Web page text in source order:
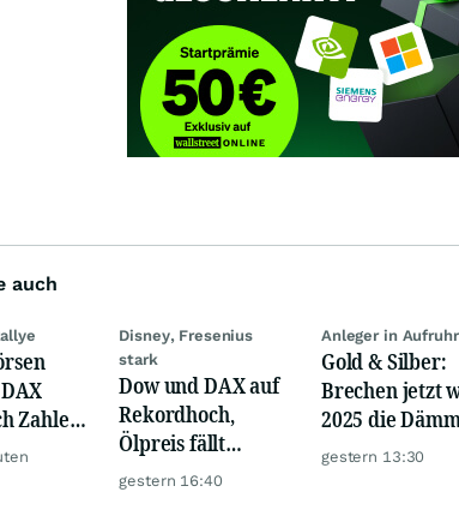
auch
Zahlen
Disney, Fresenius
stark
Dow und DAX auf
Rekordhoch,
Ölpreis fällt
weiter, Gold legt
gestern 16:40
Anleger in Aufruhr
Gold & Silber:
Brechen jetzt
2025 die
Minenaktien vor
gestern 13:30